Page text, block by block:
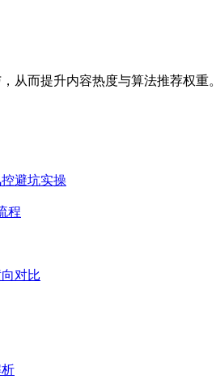
从而提升内容热度与算法推荐权重。
避坑实操
程
对比